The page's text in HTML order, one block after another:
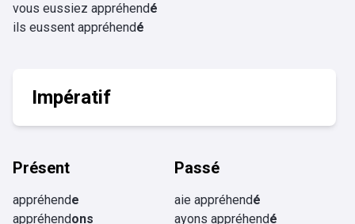
vous eussiez appréhendé
ils eussent appréhendé
Impératif
Présent
appréhende
appréhendons
Passé
aie appréhendé
ayons appréhendé